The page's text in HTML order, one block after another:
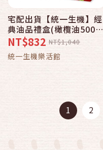
宅配出貨【統一生機】經
典油品禮盒(橄欖油500m
＋酪梨油500ml/盒)
NT$832 NT$1,040
統一生機樂活館
1 2